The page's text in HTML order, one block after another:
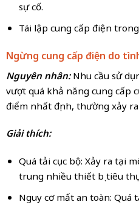
sự cố.
Tái lập cung cấp điện
Ngừng cung cấp điện do
Nguyên nhân:Nhu cầu sử
vượt quá khả năng cung cấp
điểm nhất định, thường xảy ra
Giải thích:
Quá tải cục bộ: Xảy ra tại
trung nhiều thiết bị tiêu
Nguy cơ mất an toàn: Quá